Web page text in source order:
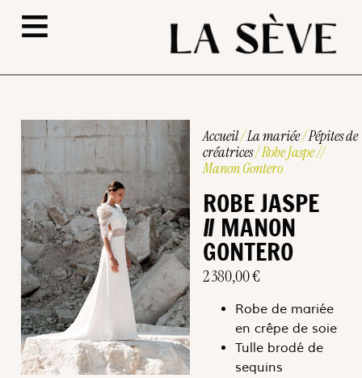
≡
Accueil/La mariée/Pépites de
créatrices/ Robe Jaspe //
Manon Gontero
ROBE JASPE
// MANON
GONTERO
2 380,00€
Robe de mariée
en crêpe de soie
Tulle brodé de
sequins